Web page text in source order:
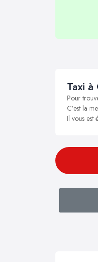
Taxi
Pour
C’est la
Il vous est